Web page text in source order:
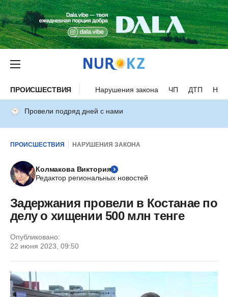
ПРОИСШЕСТВИЯ Нарушения закона ЧП ДТП
Провели подряд дней с нами
ПРОИСШЕСТВИЯ НАРУШЕНИЯ ЗАКОНА
Колмакова Виктория
Редактор региональных новостей
Задержания провели в Костанае по
делу о хищении 500 млн тенге
Опубликовано:
22 июня 2023, 09:50